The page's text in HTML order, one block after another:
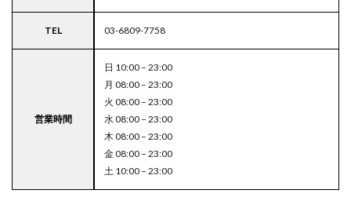
区の
ー
TEL 03-6809-7758
営業時間
日 10:00 – 23:00
月 08:00 – 23:00
火 08:00 – 23:00
水 08:00 – 23:00
木 08:00 – 23:00
金 08:00 – 23:00
土 10:00 – 23:00